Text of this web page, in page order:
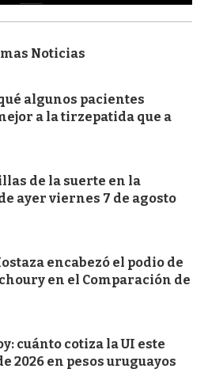
Noticias
algunos pacientes
a la tirzepatida que a
de la suerte en la
ayer viernes 7 de agosto
encabezó el podio de
en el Comparación de
cuánto cotiza la UI este
2026 en pesos uruguayos